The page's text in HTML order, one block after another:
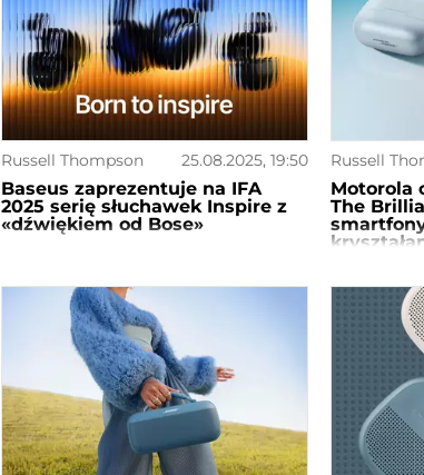
Russell Thompson 25.08.2025, 19:50
Baseus zaprezentuje na IFA
2025 serię słuchawek Inspire z
«dźwiękiem od Bose»
Russell
Motorola
The